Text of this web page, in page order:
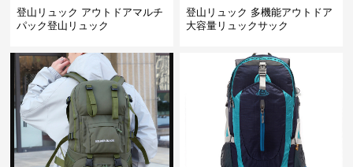
登山リュック アウトドアマルチ
パック登山リュック
登山リュック 多機能アウトドア
大容量リュックサック